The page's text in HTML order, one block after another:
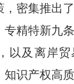
，密集推出
精特新九
以及离岸贸
知识产权高